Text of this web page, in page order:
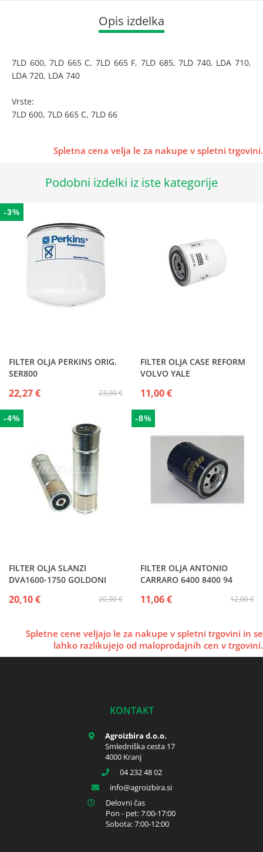
Opis izdelka
7LD 600, 7LD 665 C, 7LD 665 F, 7LD 685, 7LD 740, LDA 710,
LDA 720, LDA 740
Vrste:
7LD 600, 7LD 665 C, 7LD 66
Spletna cena velja le za nakupe v spletni trgovini.
Podobni izdelki iz iste kategorije
-3%
FILTER OLJA PERKINS ORIG.
SER800
23,00 €
22,27 €
FILTER OLJA CASE REFORM
VOLVO YALE
11,00 €
-4%
FILTER OLJA SLANZI
DVA1600-1750 GOLDONI
20,90 €
20,10 €
-8%
FILTER OLJA ANTONIO
CARRARO 6400 8400 94
12,00 €
11,06 €
Spletne cene veljajo le za nakupe v spletni trgovini in se
lahko razlikujejo od maloprodajnih cen v trgovini.
KONTAKT
Agroizbira d.o.o.
Smledniška cesta 17
4000 Kranj
04 232 48 02
info
agroizbira.si
Delovni čas
Pon - pet: 7:00-17:00
Sobota: 7:00-12:00